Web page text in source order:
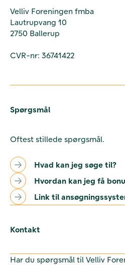
Velliv Foreningen fmba
Lautrupvang 10
2750 Ballerup
CVR-nr: 36741422
Spørgsmål
Oftest stillede spørgsmål.
Hvad kan jeg søge til?
Hvordan kan jeg få
Link til
Kontakt
Har du spørgsmål til Velliv